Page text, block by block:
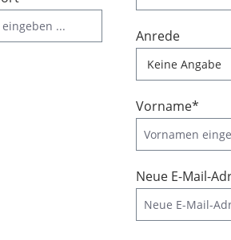
Anrede
Vorname*
Neue E-Mail-